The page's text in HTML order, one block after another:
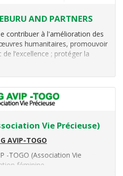
AND PARTNERS
contribuer à l'amélioration des
humanitaires, promouvoir
l’excellence ; protéger la
fragiles comme les
Vie Précieuse)
AVIP-TOGO
-TOGO (Association Vie
féminine